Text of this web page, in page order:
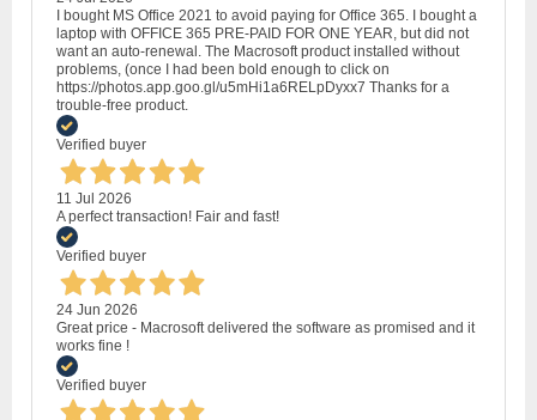
I bought MS Office 2021 to avoid paying for Office 365. I bought a
laptop with OFFICE 365 PRE-PAID FOR ONE YEAR, but did not
want an auto-renewal. The Macrosoft product installed without
problems, (once I had been bold enough to click on
https://photos.app.goo.gl/u5mHi1a6RELpDyxx7 Thanks for a
trouble-free product.
Verified buyer
11 Jul 2026
A perfect transaction! Fair and fast!
Verified buyer
24 Jun 2026
Great price - Macrosoft delivered the software as promised and it
works fine !
Verified buyer